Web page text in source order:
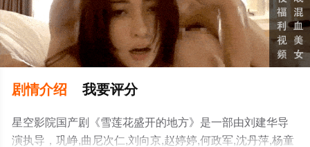
剧情介绍 我要评分
星空影院国产剧《雪莲花盛开的地方》是一部由刘建华导
演执导，巩峥,曲尼次仁,刘向京,赵婷婷,何政军,沈丹萍,杨童